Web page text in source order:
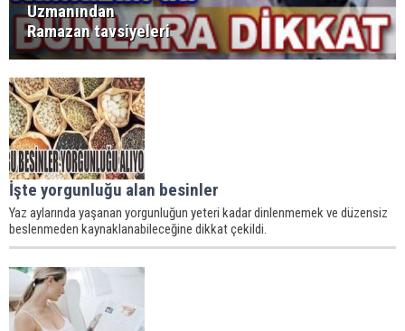
Uzmanından
Ramazan tavsiyeleri
İşte yorgunluğu alan besinler
Yaz aylarında yaşanan yorgunluğun yeteri kadar dinlenmemek ve düzensiz
beslenmeden kaynaklanabileceğine dikkat çekildi.